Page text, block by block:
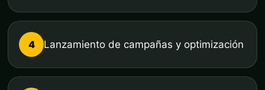
4 Lanzamiento de campañas y optimización